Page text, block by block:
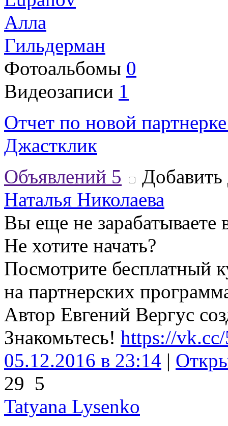
Алла
Гильдерман
Фотоальбомы 0
Видеозаписи 1
Отчет по новой
Джастклик
Объявлений 5
Добавить
Наталья Николаева
Вы еще не зарабатываете
Не хотите начать?
Посмотрите бесплатный
на партнерских
Автор Евгений Вергус
Знакомьтесь! https://vk.cc/
05.12.2016 в 23:14 |
29 5
Tatyana Lysenko